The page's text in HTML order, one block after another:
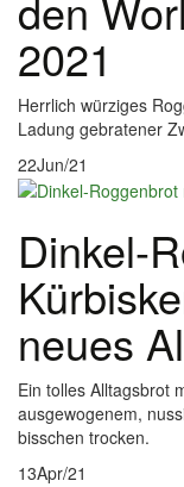
2021
Herrlich würziges
Ladung gebratener
22Jun/21
Dinkel-
neues
Ein tolles Alltagsbrot
ausgewogenem,
bisschen trocken.
13Apr/21